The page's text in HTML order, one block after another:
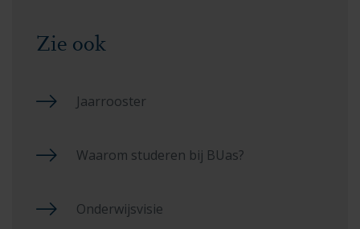
Zie ook
Jaarrooster
Waarom studeren bij BUas?
Onderwijsvisie